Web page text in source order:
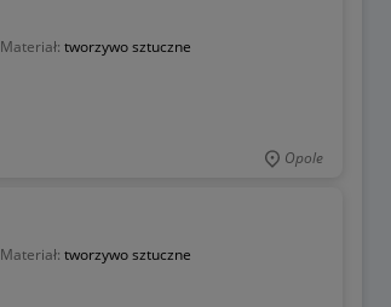
Materiał: tworzywo sztuczne
Opole
Materiał: tworzywo sztuczne